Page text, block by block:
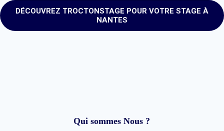
DÉCOUVREZ TROCTONSTAGE POUR VOTRE STAGE À
NANTES
Qui sommes Nous ?